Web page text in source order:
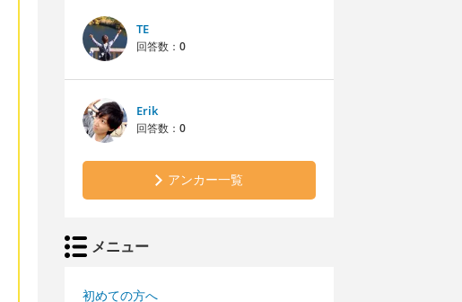
TE
回答数： 0
Erik
回答数： 0
アンカー一覧
メニュー
初めての方へ